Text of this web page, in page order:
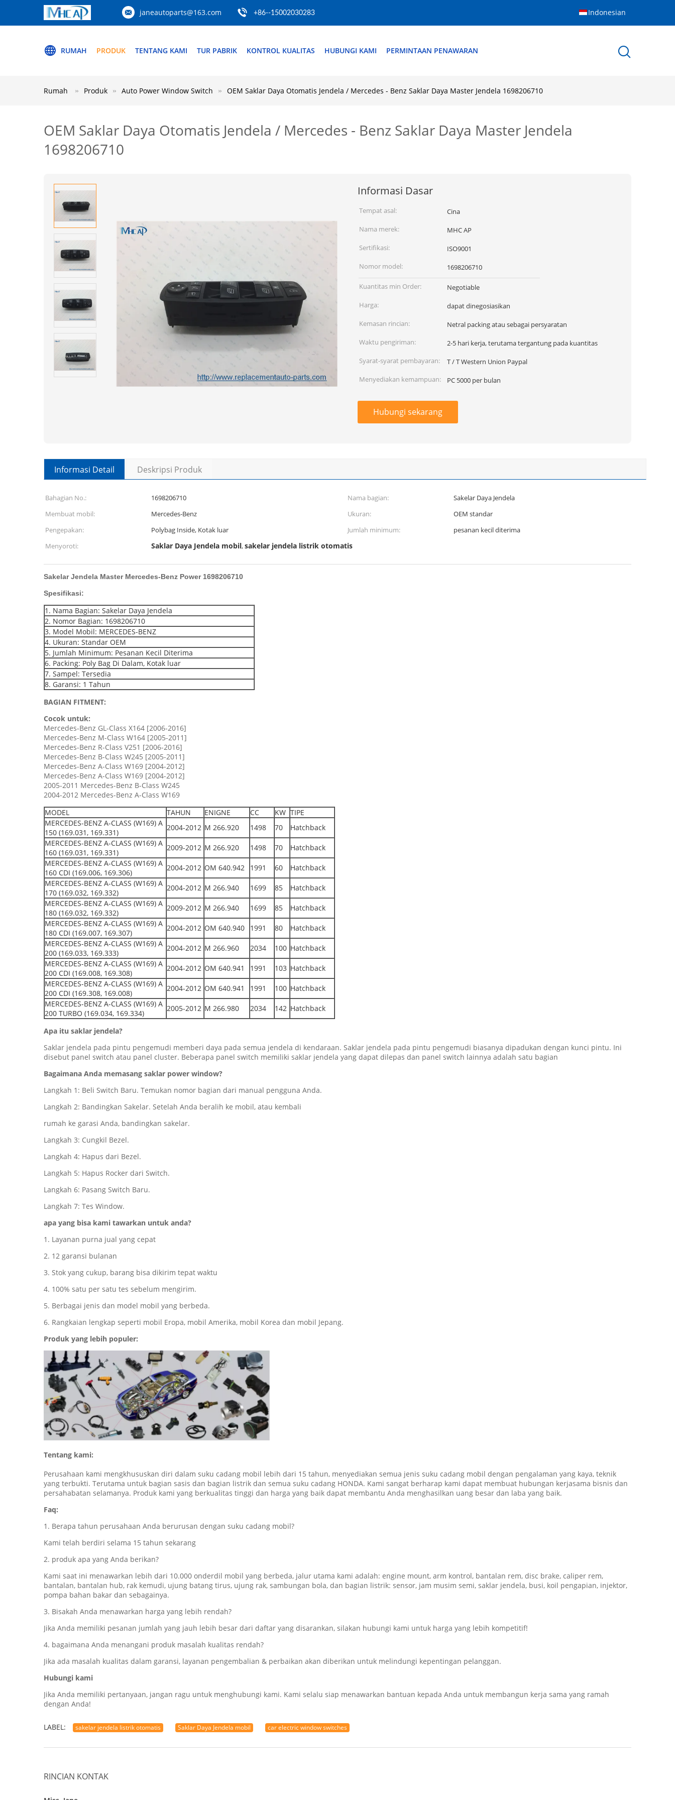
janeautoparts@163.com +86--15002030283 Indonesian
RUMAH PRODUK TENTANG KAMI TUR PABRIK KONTROL KUALITAS HUBUNGI KAMI PERMINTAAN PENAWARAN
Rumah Produk Auto Power Window Switch OEM Saklar Daya Otomatis Jendela / Mercedes - Benz Saklar Daya Master Jendela 1698206710
OEM Saklar Daya Otomatis Jendela / Mercedes - Benz Saklar Daya Master Jendela
1698206710
Informasi Dasar
Tempat asal:
Cina
Nama merek:
MHC AP
Sertifikasi:
ISO9001
Nomor model:
1698206710
Kuantitas min Order:
Negotiable
Harga:
dapat dinegosiasikan
Kemasan rincian:
Netral packing atau sebagai persyaratan
Waktu pengiriman:
2-5 hari kerja, terutama tergantung pada kuantitas
Syarat-syarat pembayaran:
T / T Western Union Paypal
Menyediakan kemampuan:
PC 5000 per bulan
Hubungi sekarang
Informasi Detail Deskripsi Produk
Bahagian No.: 1698206710 Nama bagian:
Sakelar Daya Jendela
Membuat mobil:
Mercedes-Benz Ukuran:
OEM standar
Pengepakan:
Polybag Inside, Kotak luar Jumlah minimum:
pesanan kecil diterima
Menyoroti:
Saklar Daya Jendela mobil,sakelar jendela listrik otomatis
Sakelar Jendela Master Mercedes-Benz Power 1698206710
Spesifikasi:
1. Nama Bagian: Sakelar Daya Jendela
2. Nomor Bagian: 1698206710
3. Model Mobil: MERCEDES-BENZ
4. Ukuran: Standar OEM
5. Jumlah Minimum: Pesanan Kecil Diterima
6. Packing: Poly Bag Di Dalam, Kotak luar
7. Sampel: Tersedia
8. Garansi: 1 Tahun
BAGIAN FITMENT:
Cocok untuk:
Mercedes-Benz GL-Class X164 [2006-2016]
Mercedes-Benz M-Class W164 [2005-2011]
Mercedes-Benz R-Class V251 [2006-2016]
Mercedes-Benz B-Class W245 [2005-2011]
Mercedes-Benz A-Class W169 [2004-2012]
Mercedes-Benz A-Class W169 [2004-2012]
2005-2011 Mercedes-Benz B-Class W245
2004-2012 Mercedes-Benz A-Class W169
MODEL
TAHUN ENIGNE CC KW TIPE
MERCEDES-BENZ A-CLASS (W169) A
150 (169.031, 169.331)
2004-2012 M 266.920 1498 70
Hatchback
MERCEDES-BENZ A-CLASS (W169) A
160 (169.031, 169.331)
2009-2012 M 266.920 1498 70
Hatchback
MERCEDES-BENZ A-CLASS (W169) A
160 CDI (169.006, 169.306)
2004-2012 OM 640.942 1991 60
Hatchback
MERCEDES-BENZ A-CLASS (W169) A
170 (169.032, 169.332)
2004-2012 M 266.940 1699 85
Hatchback
MERCEDES-BENZ A-CLASS (W169) A
180 (169.032, 169.332)
2009-2012 M 266.940 1699 85
Hatchback
MERCEDES-BENZ A-CLASS (W169) A
180 CDI (169.007, 169.307)
2004-2012 OM 640.940 1991 80
Hatchback
MERCEDES-BENZ A-CLASS (W169) A
200 (169.033, 169.333)
2004-2012 M 266.960 2034 100 Hatchback
MERCEDES-BENZ A-CLASS (W169) A
200 CDI (169.008, 169.308)
2004-2012 OM 640.941 1991 103 Hatchback
MERCEDES-BENZ A-CLASS (W169) A
200 CDI (169.308, 169.008)
2004-2012 OM 640.941 1991 100 Hatchback
MERCEDES-BENZ A-CLASS (W169) A
200 TURBO (169.034, 169.334)
2005-2012 M 266.980 2034 142 Hatchback
Apa itu saklar jendela?
Saklar jendela pada pintu pengemudi memberi daya pada semua jendela di kendaraan. Saklar jendela pada pintu pengemudi biasanya dipadukan dengan kunci pintu. Ini
disebut panel switch atau panel cluster. Beberapa panel switch memiliki saklar jendela yang dapat dilepas dan panel switch lainnya adalah satu bagian
Bagaimana Anda memasang saklar power window?
Langkah 1: Beli Switch Baru. Temukan nomor bagian dari manual pengguna Anda.
Langkah 2: Bandingkan Sakelar. Setelah Anda beralih ke mobil, atau kembali
rumah ke garasi Anda, bandingkan sakelar.
Langkah 3: Cungkil Bezel.
Langkah 4: Hapus dari Bezel.
Langkah 5: Hapus Rocker dari Switch.
Langkah 6: Pasang Switch Baru.
Langkah 7: Tes Window.
apa yang bisa kami tawarkan untuk anda?
1. Layanan purna jual yang cepat
2. 12 garansi bulanan
3. Stok yang cukup, barang bisa dikirim tepat waktu
4. 100% satu per satu tes sebelum mengirim.
5. Berbagai jenis dan model mobil yang berbeda.
6. Rangkaian lengkap seperti mobil Eropa, mobil Amerika, mobil Korea dan mobil Jepang.
Produk yang lebih populer:
Tentang kami:
Perusahaan kami mengkhususkan diri dalam suku cadang mobil lebih dari 15 tahun, menyediakan semua jenis suku cadang mobil dengan pengalaman yang kaya, teknik
yang terbukti. Terutama untuk bagian sasis dan bagian listrik dan semua suku cadang HONDA. Kami sangat berharap kami dapat membuat hubungan kerjasama bisnis dan
persahabatan selamanya. Produk kami yang berkualitas tinggi dan harga yang baik dapat membantu Anda menghasilkan uang besar dan laba yang baik.
Faq:
1. Berapa tahun perusahaan Anda berurusan dengan suku cadang mobil?
Kami telah berdiri selama 15 tahun sekarang
2. produk apa yang Anda berikan?
Kami saat ini menawarkan lebih dari 10.000 onderdil mobil yang berbeda, jalur utama kami adalah: engine mount, arm kontrol, bantalan rem, disc brake, caliper rem,
bantalan, bantalan hub, rak kemudi, ujung batang tirus, ujung rak, sambungan bola, dan bagian listrik: sensor, jam musim semi, saklar jendela, busi, koil pengapian, injektor,
pompa bahan bakar dan sebagainya.
3. Bisakah Anda menawarkan harga yang lebih rendah?
Jika Anda memiliki pesanan jumlah yang jauh lebih besar dari daftar yang disarankan, silakan hubungi kami untuk harga yang lebih kompetitif!
4. bagaimana Anda menangani produk masalah kualitas rendah?
Jika ada masalah kualitas dalam garansi, layanan pengembalian & perbaikan akan diberikan untuk melindungi kepentingan pelanggan.
Hubungi kami
Jika Anda memiliki pertanyaan, jangan ragu untuk menghubungi kami. Kami selalu siap menawarkan bantuan kepada Anda untuk membangun kerja sama yang ramah
dengan Anda!
LABEL: sakelar jendela listrik otomatis Saklar Daya Jendela mobil car electric window switches
RINCIAN KONTAK